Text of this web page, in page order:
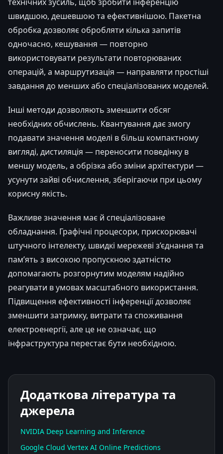
швидшою, дешевшою та ефективнішою. Пакетна
обробка дозволяє обробляти кілька запитів
одночасно, кешування — повторно
використовувати результати повторюваних
операцій, а маршрутизація — направляти простіші
завдання до менших або спеціалізованих моделей.
Інші методи дозволяють зменшити обсяг
необхідних обчислень. Квантування дає змогу
подавати значення моделі в більш компактному
вигляді, дистиляція — переносити поведінку в
меншу модель, а обрізка або зміни архітектури —
усунути зайві обчислення, зберігаючи при цьому
корисну якість.
Важливе значення має й спеціалізоване
обладнання. Графічні процесори, прискорювачі
штучного інтелекту, швидкі мережеві з’єднання та
пам’ять з високою пропускною здатністю
допомагають розгорнутим моделям надійно
реагувати в умовах масштабного використання.
Підвищення ефективності інференції дозволяє
зменшити затримку, витрати та споживання
електроенергії, але це не означає, що
інфраструктура перестає бути необхідною.
Додаткова література та
джерела
NVIDIA Deep Learning and Inference
Google Cloud Vertex AI Online Predictions